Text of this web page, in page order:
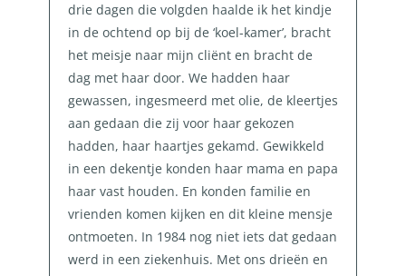
drie dagen die volgden haalde ik het kindje
in de ochtend op bij de ‘koel-kamer’, bracht
het meisje naar mijn cliënt en bracht de
dag met haar door. We hadden haar
gewassen, ingesmeerd met olie, de kleertjes
aan gedaan die zij voor haar gekozen
hadden, haar haartjes gekamd. Gewikkeld
in een dekentje konden haar mama en papa
haar vast houden. En konden familie en
vrienden komen kijken en dit kleine mensje
ontmoeten. In 1984 nog niet iets dat gedaan
werd in een ziekenhuis. Met ons drieën en